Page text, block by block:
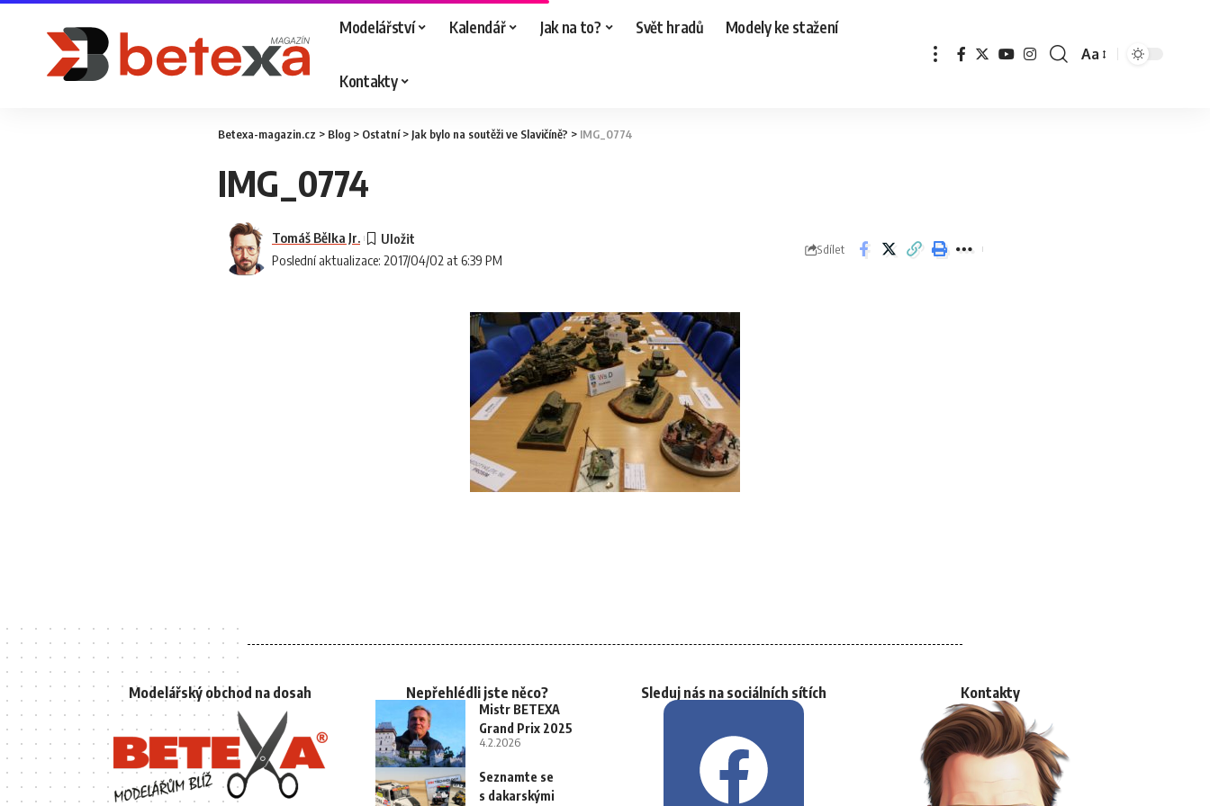
Modelářství Kalendář Jak na to? Svět hradů Modely ke stažení
Kontakty
Aa
Betexa-magazin.cz > Blog > Ostatní> Jak bylo na soutěži ve Slavičíně? > IMG_0774
IMG_0774
Poslední aktualizace: 2017/04/02 at 6:39 PM
Tomáš Bělka Jr.
Sdílet
Modelářský obchod na dosah Nepřehlédli jste něco?
Mistr BETEXA
Grand Prix 2025
4.2.2026
Seznamte se
s dakarskými
Sleduj nás na sociálních sítích Kontakty